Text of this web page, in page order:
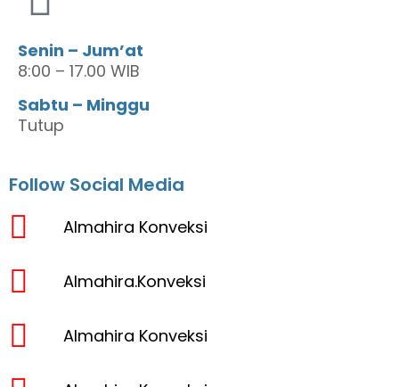
Senin – Jum’at
8:00 – 17.00 WIB
Sabtu – Minggu
Tutup
Follow Social Media
Almahira Konveksi
Almahira.Konveksi
Almahira Konveksi